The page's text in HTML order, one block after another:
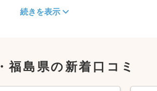
続きを表示
福島県の新着口コミ